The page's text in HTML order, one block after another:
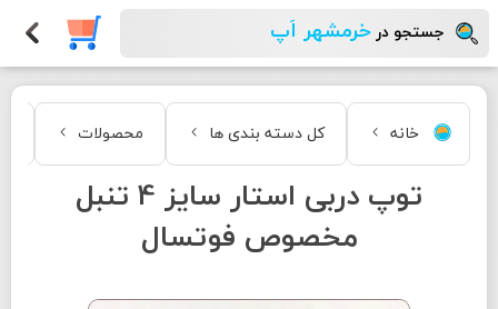
جستجو در خرمشهر اَپ
خانه کل دسته بندی ها محصولات
توپ دربی استار سایز 4 تنبل
مخصوص فوتسال